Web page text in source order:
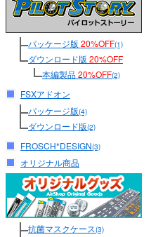
パッケージ版 20%OFF(1)
ダウンロード版 20%OFF
本編製品20%OFF(2)
FSXアドオン
パッケージ版(4)
ダウンロード版(2)
FROSCH*DESIGN(3)
オリジナル商品
抗菌マスクケース(3)